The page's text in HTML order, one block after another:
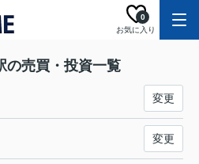
お気に入り
0
の売買・投資一覧
変更
変更